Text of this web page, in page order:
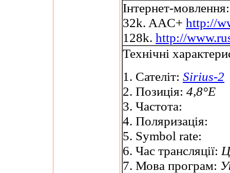
Інтернет-мовлення:
32k. AAC+ http://
128k. http://
Технічні
1. Сателіт: Sirius-2
2. Позиція: 4,8°E
3. Частота:
4. Поляризація:
5. Symbol rate:
6. Час трансляції:
7. Мова програм: